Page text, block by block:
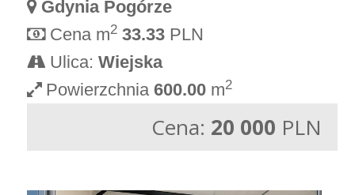
Gdynia Pogórze
Cena m2 33.33 PLN
Ulica:Wiejska
Powierzchnia600.00 m2
Cena: 20 000 PLN